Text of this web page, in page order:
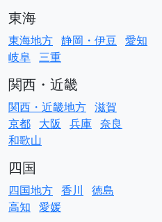
東海
東海地方 静岡・伊豆 愛知
岐阜 三重
関西・近畿
関西・近畿地方 滋賀
京都 大阪 兵庫 奈良
和歌山
四国
四国地方 香川
徳島
高知 愛媛